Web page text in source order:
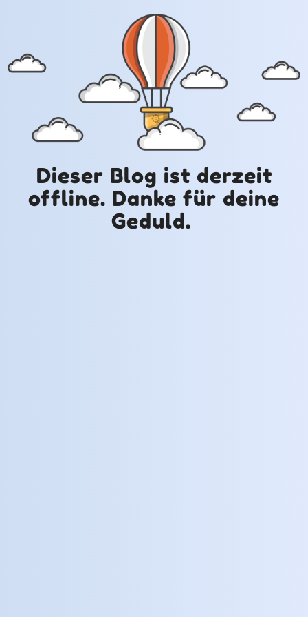
Dieser Blog ist derzeit
offline. Danke für deine
Geduld.